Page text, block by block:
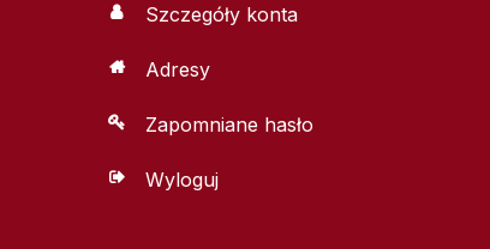
Szczegóły konta
Adresy
Zapomniane hasło
Wyloguj